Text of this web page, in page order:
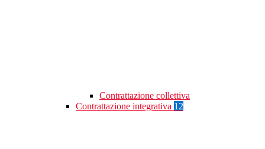
Contrattazione collettiva
Contrattazione integrativa 12